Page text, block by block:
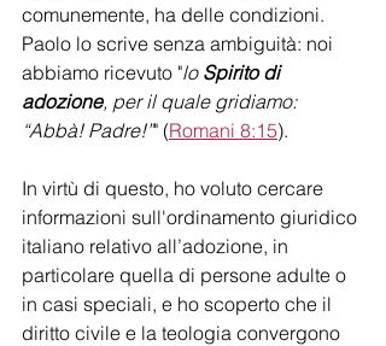
comunemente, ha delle condizioni.
Paolo lo scrive senza ambiguità: noi
abbiamo ricevuto "lo Spirito di
adozione, per il quale gridiamo:
“Abbà! Padre!”" (Romani 8:15).
In virtù di questo, ho voluto cercare
informazioni sull'ordinamento giuridico
italiano relativo all’adozione, in
particolare quella di persone adulte o
in casi speciali, e ho scoperto che il
diritto civile e la teologia convergono